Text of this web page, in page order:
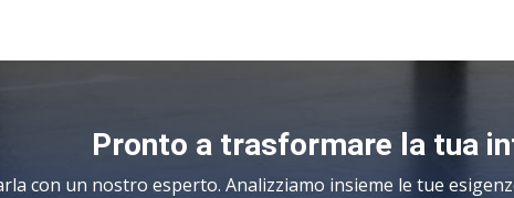
Pronto a trasformare la tua
con un nostro esperto. Analizziamo insieme le tue